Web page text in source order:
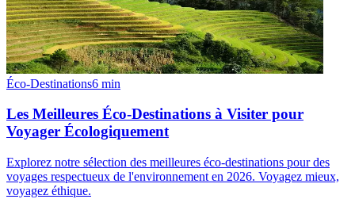
Éco-Destinations6 min
Les Meilleures Éco-Destinations à Visiter pour
Voyager Écologiquement
Explorez notre sélection des meilleures éco-destinations pour des
voyages respectueux de l'environnement en 2026. Voyagez mieux,
voyagez éthique.